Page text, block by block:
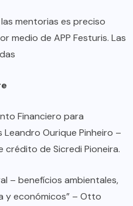
mentorias es preciso
medio de APP Festuris. Las
Financiero para
Leandro Ourique Pinheiro –
crédito de Sicredi Pioneira.
– benefícios ambientales,
y económicos” – Otto